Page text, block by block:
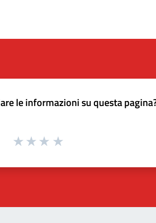
le informazioni su questa